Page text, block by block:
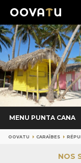
MENU PUNTA CANA
OOVATU CARAÏBES
NOS